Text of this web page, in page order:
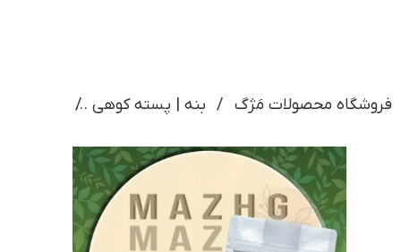
فروشگاه محصولات مَژگ بنه | پسته کوهی